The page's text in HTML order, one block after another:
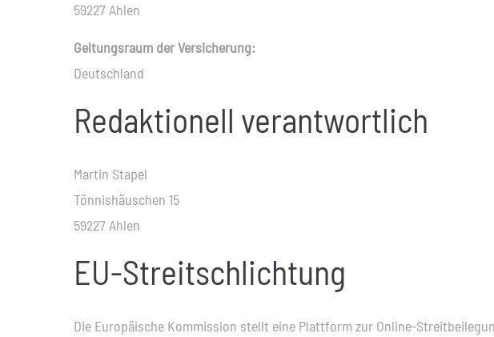
59227 Ahlen
Geltungsraum der Versicherung:
Deutschland
Redaktionell verantwortlich
Martin Stapel
Tönnishäuschen 15
59227 Ahlen
EU-Streitschlichtung
Die Europäische Kommission stellt eine Plattform zur Online-